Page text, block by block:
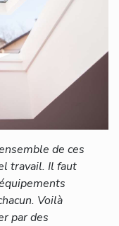
de ces
travail. Il faut
Voilà
par des